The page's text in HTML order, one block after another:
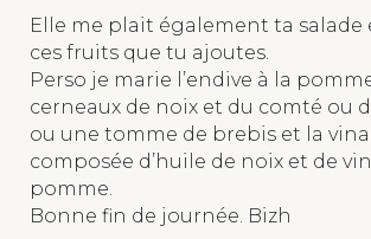
Elle me plait également ta salade
ces fruits que tu ajoutes.
Perso je marie l’endive à la
cerneaux de noix et du comté ou
ou une tomme de brebis et la
composée d’huile de noix et de
pomme.
Bonne fin de journée. Bizh